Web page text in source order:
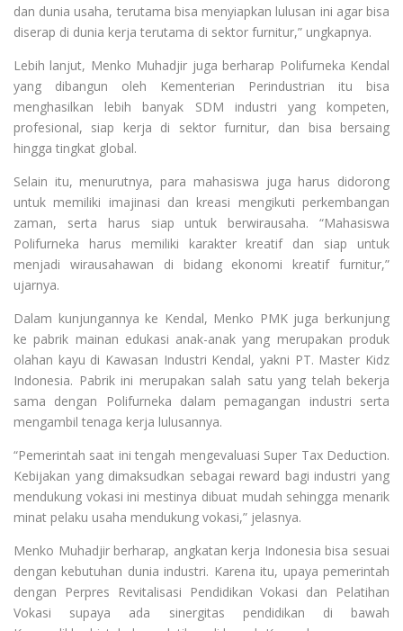
dan dunia usaha, terutama bisa menyiapkan lulusan ini agar bisa
diserap di dunia kerja terutama di sektor furnitur,” ungkapnya.
Lebih lanjut, Menko Muhadjir juga berharap Polifurneka Kendal
yang dibangun oleh Kementerian Perindustrian itu bisa
menghasilkan lebih banyak SDM industri yang kompeten,
profesional, siap kerja di sektor furnitur, dan bisa bersaing
hingga tingkat global.
Selain itu, menurutnya, para mahasiswa juga harus didorong
untuk memiliki imajinasi dan kreasi mengikuti perkembangan
zaman, serta harus siap untuk berwirausaha. “Mahasiswa
Polifurneka harus memiliki karakter kreatif dan siap untuk
menjadi wirausahawan di bidang ekonomi kreatif furnitur,”
ujarnya.
Dalam kunjungannya ke Kendal, Menko PMK juga berkunjung
ke pabrik mainan edukasi anak-anak yang merupakan produk
olahan kayu di Kawasan Industri Kendal, yakni PT. Master Kidz
Indonesia. Pabrik ini merupakan salah satu yang telah bekerja
sama dengan Polifurneka dalam pemagangan industri serta
mengambil tenaga kerja lulusannya.
“Pemerintah saat ini tengah mengevaluasi Super Tax Deduction.
Kebijakan yang dimaksudkan sebagai reward bagi industri yang
mendukung vokasi ini mestinya dibuat mudah sehingga menarik
minat pelaku usaha mendukung vokasi,” jelasnya.
Menko Muhadjir berharap, angkatan kerja Indonesia bisa sesuai
dengan kebutuhan dunia industri. Karena itu, upaya pemerintah
dengan Perpres Revitalisasi Pendidikan Vokasi dan Pelatihan
Vokasi supaya ada sinergitas pendidikan di bawah